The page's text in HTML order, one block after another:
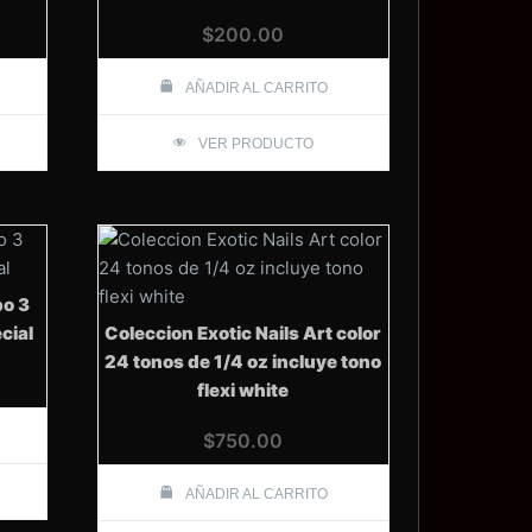
$200.00
AÑADIR AL CARRITO
VER PRODUCTO
3
Coleccion Exotic Nails Art color
24 tonos de 1/4 oz incluye tono
flexi white
$750.00
AÑADIR AL CARRITO